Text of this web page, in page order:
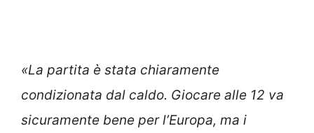
«La partita è stata chiaramente
condizionata dal caldo. Giocare alle 12 va
sicuramente bene per l’Europa, ma i